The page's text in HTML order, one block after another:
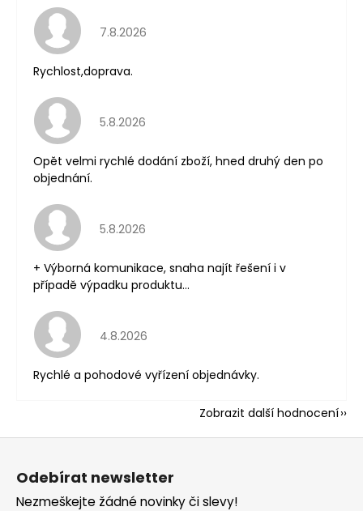
Hodnocení obchodu je 5 z 5 hvězdiček.
7.8.2026
Rychlost,doprava.
Hodnocení obchodu je 5 z 5 hvězdiček.
5.8.2026
Opět velmi rychlé dodání zboží, hned druhý den po
objednání.
Hodnocení obchodu je 5 z 5 hvězdiček.
5.8.2026
+ Výborná komunikace, snaha najít řešení i v
případě výpadku produktu...
Hodnocení obchodu je 5 z 5 hvězdiček.
4.8.2026
Rychlé a pohodové vyřízení objednávky.
Zobrazit další hodnocení
Z
Odebírat newsletter
Nezmeškejte žádné novinky či slevy!